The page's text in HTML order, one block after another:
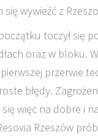
się wywieźć z
toczył się
oraz w bloku.
przerwie
błędy.
więc na dobre i
Rzeszów